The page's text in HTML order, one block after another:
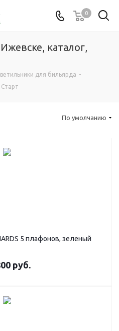
0
каталог,
для бильярда -
По умолчанию
5 плафонов, зеленый
руб.